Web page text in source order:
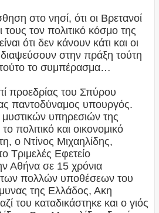
στο νησί, ότι οι Βρετανοί
τον πολιτικό κόσμο της
ότι δεν κάνουν κάτι και οι
διαψεύσουν στην πράξη τούτη
το συμπέρασμα…
του Σπύρου
παντοδύναμος υπουργός.
υπηρεσιών της
πολιτικό και οικονομικό
ο Ντίνος Μιχαηλίδης,
Τριμελές Εφετείο
Αθήνα σε 15 χρόνια
των πολλών υποθέσεων του
της Ελλάδος, Ακη
του καταδικάστηκε και ο γιός